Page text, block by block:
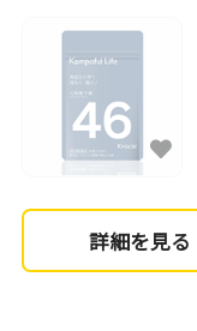
詳細を見る